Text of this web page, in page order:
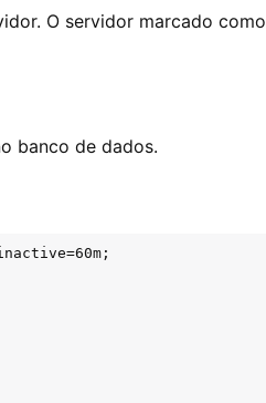
O servidor marcado como
banco de dados.